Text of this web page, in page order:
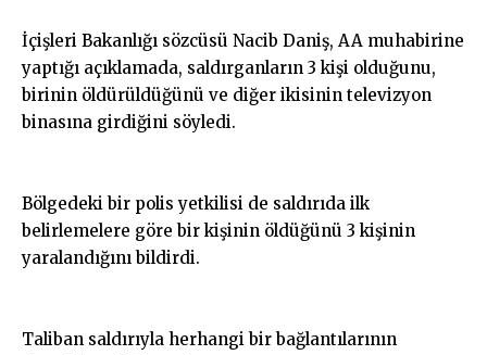
İçişleri Bakanlığı sözcüsü Nacib Daniş, AA muhabirine
yaptığı açıklamada, saldırganların 3 kişi olduğunu,
birinin öldürüldüğünü ve diğer ikisinin televizyon
binasına girdiğini söyledi.
Bölgedeki bir polis yetkilisi de saldırıda ilk
belirlemelere göre bir kişinin öldüğünü 3 kişinin
yaralandığını bildirdi.
Taliban saldırıyla herhangi bir bağlantılarının